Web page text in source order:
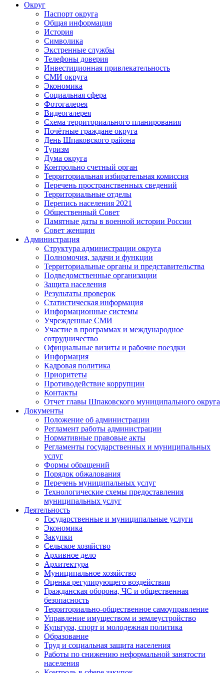
Округ
Паспорт округа
Общая информация
История
Символика
Экстренные службы
Телефоны доверия
Инвестиционная привлекательность
СМИ округа
Экономика
Социальная сфера
Фотогалерея
Видеогалерея
Схема территориального планирования
Почётные граждане округа
День Шпаковского района
Туризм
Дума округа
Контрольно счетный орган
Территориальная избирательная комиссия
Перечень пространственных сведений
Территориальные отделы
Перепись населения 2021
Общественный Совет
Памятные даты в военной истории России
Совет женщин
Администрация
Структура администрации округа
Полномочия, задачи и функции
Территориальные органы и представительства
Подведомственные организации
Защита населения
Результаты проверок
Статистическая информация
Информационные системы
Учрежденные СМИ
Участие в программах и международное
сотрудничество
Официальные визиты и рабочие поездки
Информация
Кадровая политика
Приоритеты
Противодействие коррупции
Контакты
Отчет главы Шпаковского муниципального округа
Документы
Положение об администрации
Регламент работы администрации
Нормативные правовые акты
Регламенты государственных и муниципальных
услуг
Формы обращений
Порядок обжалования
Перечень муниципальных услуг
Технологические схемы предоставления
муниципальных услуг
Деятельность
Государственные и муниципальные услуги
Экономика
Закупки
Сельское хозяйство
Архивное дело
Архитектура
Муниципальное хозяйство
Оценка регулирующего воздействия
Гражданская оборона, ЧС и общественная
безопасность
Территориально-общественное самоуправление
Управление имуществом и землеустройство
Культура, спорт и молодежная политика
Образование
Труд и социальная защита населения
Работы по снижению неформальной занятости
населения